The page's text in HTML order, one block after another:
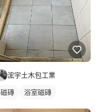
浤宇土木包工業
磁磚 浴室磁磚